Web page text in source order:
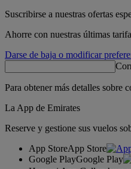
Suscribirse a nuestras ofertas
Ahorre con nuestras últimas
Darse de baja o modificar
Para obtener más detalles sobre
La App de Emirates
Reserve y gestione sus vuelos
App StoreApp Store
Google PlayGoogle Play